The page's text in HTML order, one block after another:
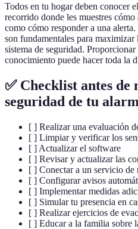
Todos en tu hogar deben conocer
recorrido donde les muestres
como cómo responder a una
son fundamentales para
sistema de seguridad.
conocimiento puede hacer toda la
✅ Checklist antes
seguridad de tu
[ ] Realizar una evaluación
[ ] Limpiar y verificar los
[ ] Actualizar el software
[ ] Revisar y actualizar las
[ ] Conectar a un servicio de
[ ] Configurar avisos
[ ] Implementar medidas
[ ] Simular tu presencia en
[ ] Realizar ejercicios de
[ ] Educar a la familia sobre